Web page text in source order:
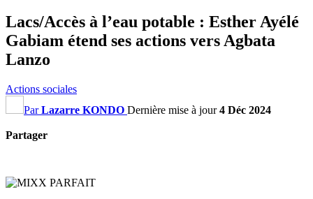
Lacs/Accès à l’eau potable : Esther Ayélé
Gabiam étend ses actions vers Agbata
Lanzo
Actions sociales
ParLazarre KONDO Dernière mise à jour4 Déc 2024
Partager